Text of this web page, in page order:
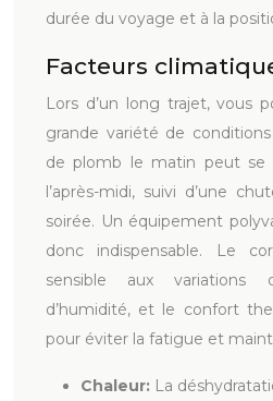
durée du voyage et à la
Facteurs
Lors d’un long trajet, vous
grande variété de
de plomb le matin peut se
l’après-midi, suivi d’une
soirée. Un équipement
donc indispensable. Le
sensible aux variations
d’humidité, et le confort
pour éviter la fatigue et
Chaleur: La